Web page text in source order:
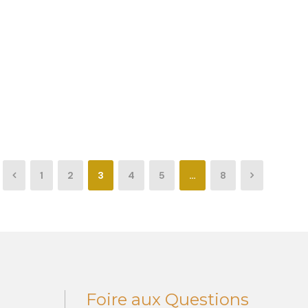
1 2 3 4 5 … 8
Foire aux Questions